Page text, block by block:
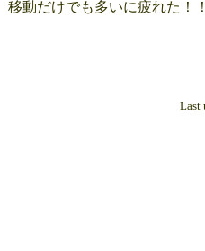
移動だけでも多いに疲れた！
Last